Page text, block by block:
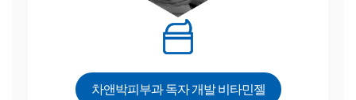
차앤박피부과 독자 개발 비타민젤